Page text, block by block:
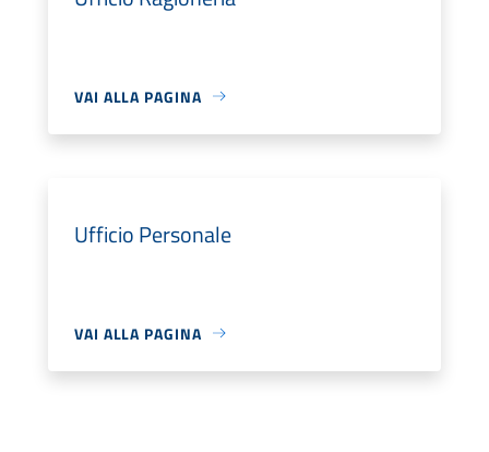
VAI ALLA PAGINA
Ufficio Personale
VAI ALLA PAGINA